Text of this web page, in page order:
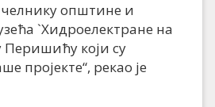
општине и
`Хидроелектране на
који су
пројекте“, рекао је